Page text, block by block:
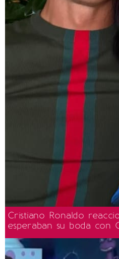
Cristiano Ronaldo
esperaban su boda con